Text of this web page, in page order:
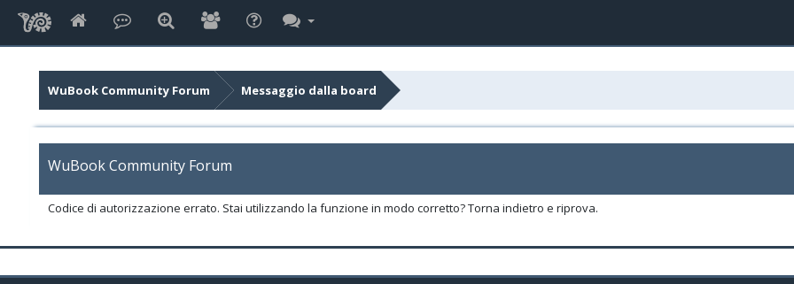
WuBook Community Forum Messaggio dalla board
WuBook Community Forum
Codice di autorizzazione errato. Stai utilizzando la funzione in modo corretto? Torna indietro e riprova.